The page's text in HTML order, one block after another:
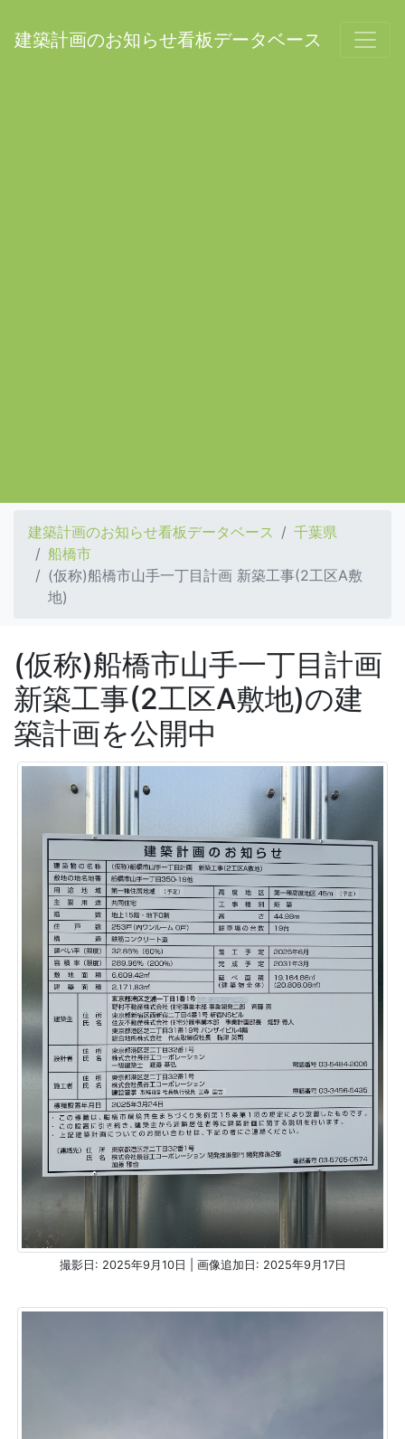
建築計画のお知らせ看板データベース
建築計画のお知らせ看板データベース
千葉県
船橋市
(仮称)船橋市山手一丁目計画 新築工事(2工区A敷
地)
(仮称)船橋市山手一丁目計画
新築工事(2工区A敷地)の建
築計画を公開中
撮影日: 2025年9月10日 | 画像追加日: 2025年9月17日